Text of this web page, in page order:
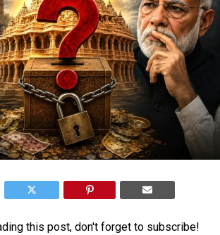
this post, don't forget to subscribe!